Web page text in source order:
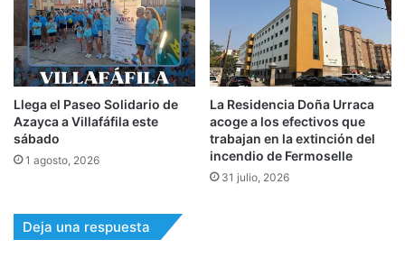
Llega el Paseo Solidario de
Azayca a Villafáfila este
sábado
1 agosto, 2026
La Residencia Doña Urraca
acoge a los efectivos que
trabajan en la extinción del
incendio de Fermoselle
31 julio, 2026
Deja una respuesta